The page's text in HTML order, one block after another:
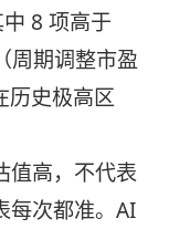
8 项高于
周期调整市盈
历史极高区
值高，不代表
每次都准。AI